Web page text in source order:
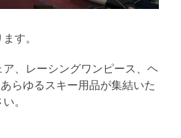
す。
、レーシングワンピース、ヘ
らゆるスキー用品が集結いた
。